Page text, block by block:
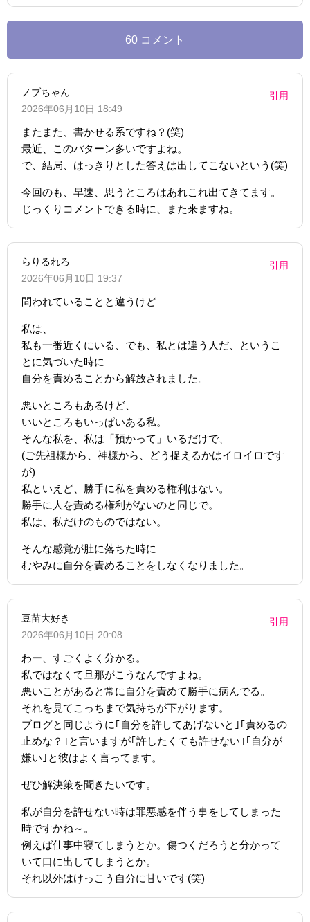
60 コメント
ノブちゃん
2026年06月10日 18:49
引用
またまた、書かせる系ですね？(笑)
最近、このパターン多いですよね。
で、結局、はっきりとした答えは出してこないという(笑)
今回のも、早速、思うところはあれこれ出てきてます。
じっくりコメントできる時に、また来ますね。
らりるれろ
2026年06月10日 19:37
引用
問われていることと違うけど
私は、
私も一番近くにいる、でも、私とは違う人だ、というこ
とに気づいた時に
自分を責めることから解放されました。
悪いところもあるけど、
いいところもいっぱいある私。
そんな私を、私は「預かって」いるだけで、
(ご先祖様から、神様から、どう捉えるかはイロイロです
が)
私といえど、勝手に私を責める権利はない。
勝手に人を責める権利がないのと同じで。
私は、私だけのものではない。
そんな感覚が肚に落ちた時に
むやみに自分を責めることをしなくなりました。
豆苗大好き
2026年06月10日 20:08
引用
わー、すごくよく分かる。
私ではなくて旦那がこうなんですよね。
悪いことがあると常に自分を責めて勝手に病んでる。
それを見てこっちまで気持ちが下がります。
ブログと同じように｢自分を許してあげないと｣｢責めるの
止めな？｣と言いますが｢許したくても許せない｣｢自分が
嫌い｣と彼はよく言ってます。
ぜひ解決策を聞きたいです。
私が自分を許せない時は罪悪感を伴う事をしてしまった
時ですかね～。
例えば仕事中寝てしまうとか。傷つくだろうと分かって
いて口に出してしまうとか。
それ以外はけっこう自分に甘いです(笑)